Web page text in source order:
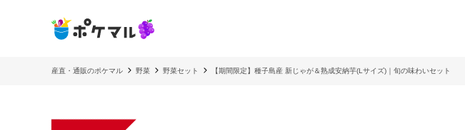
産直・通販のポケマル 野菜 野菜セット 【期間限定】種子島産 新じゃが＆熟成安納芋(Lサイズ)｜旬の味わいセット